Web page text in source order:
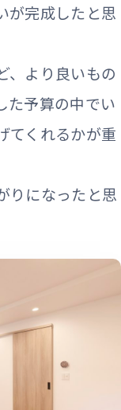
が完成したと思
、より良いもの
た予算の中でい
てくれるかが重
りになったと思